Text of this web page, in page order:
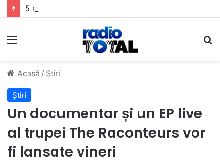
Meniu
Acasă / Știri
Știri
Un documentar și un EP live
al trupei The Raconteurs vor
fi lansate vineri